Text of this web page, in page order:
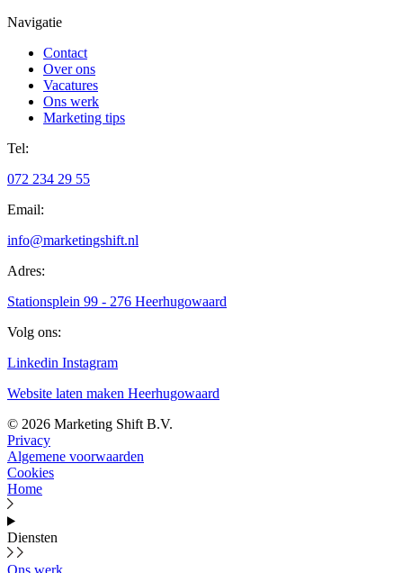
Navigatie
Contact
Over ons
Vacatures
Ons werk
Marketing tips
Tel:
072 234 29 55
Email:
info@marketingshift.nl
Adres:
Stationsplein 99 - 276 Heerhugowaard
Volg ons:
Linkedin Instagram
Website laten maken Heerhugowaard
© 2026 Marketing Shift B.V.
Privacy
Algemene voorwaarden
Cookies
Home
Diensten
Ons werk